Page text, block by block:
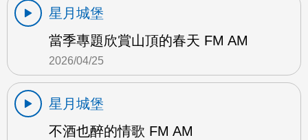
星月城堡
當季專題欣賞山頂的春天 FM AM
2026/04/25
星月城堡
不酒也醉的情歌 FM AM